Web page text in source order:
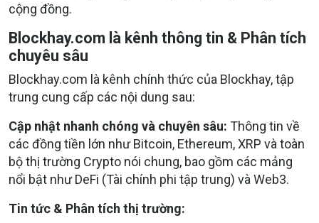
cộng đồng.
Blockhay.com là kênh thông tin & Phân tích
chuyêu sâu
Blockhay.com là kênh chính thức của Blockhay, tập
trung cung cấp các nội dung sau:
Cập nhật nhanh chóng và chuyên sâu: Thông tin về
các đồng tiền lớn như Bitcoin, Ethereum, XRP và toàn
bộ thị trường Crypto nói chung, bao gồm các mảng
nổi bật như DeFi (Tài chính phi tập trung) và Web3.
Tin tức & Phân tích thị trường: